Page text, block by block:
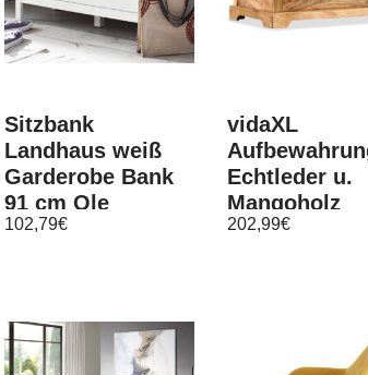
Sitzbank
Landhaus weiß
Garderobe Bank
91 cm Ole
102,79€
vidaXL
Echtleder u.
Mangoholz
Massiv 80 x
202,99€